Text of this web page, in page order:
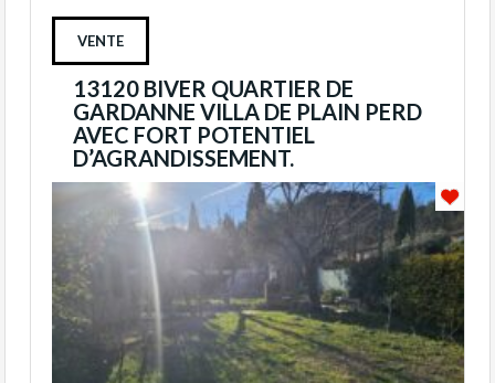
VENTE
13120 BIVER QUARTIER DE
GARDANNE VILLA DE PLAIN PERD
AVEC FORT POTENTIEL
D’AGRANDISSEMENT.